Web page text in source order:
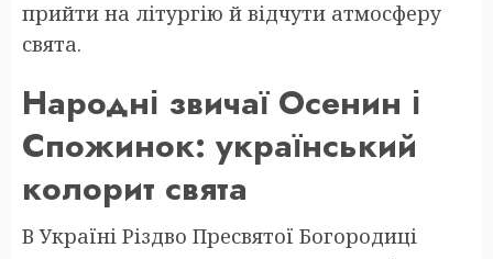
прийти на літургію й відчути атмосферу
свята.
Народні звичаї Осенин і
Спожинок: український
колорит свята
В Україні Різдво Пресвятої Богородиці